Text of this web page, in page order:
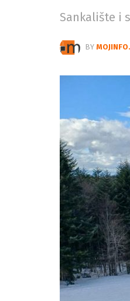
Sankalište i
BY